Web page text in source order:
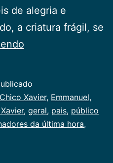
de alegria e
a criatura frágil, se
Chico Xavier, Emmanuel,
, geral, pais, público
da última hora,